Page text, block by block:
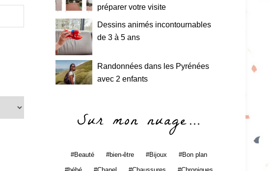
préparer votre visite
Dessins animés incontournables
de 3 à 5 ans
Randonnées dans les Pyrénées
avec 2 enfants
Sur mon nuage…
Beauté bien-être Bijoux Bon plan